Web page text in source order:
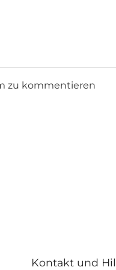
zu kommentieren
Kontakt und